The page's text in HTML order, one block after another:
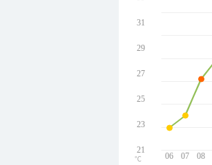
06 07 08
31
29
27
25
23
21
℃